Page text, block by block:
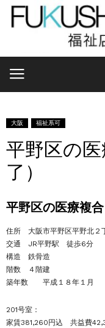
大阪 福祉系可
平野区の
了）
平野区の医療複
住所 大阪市平野区平野北２
交通 JR平野駅 徒歩6分
構造 鉄骨造
階数 ４階建
築年数 平成１８年１月
201号室：
家賃381,260円込 共益費